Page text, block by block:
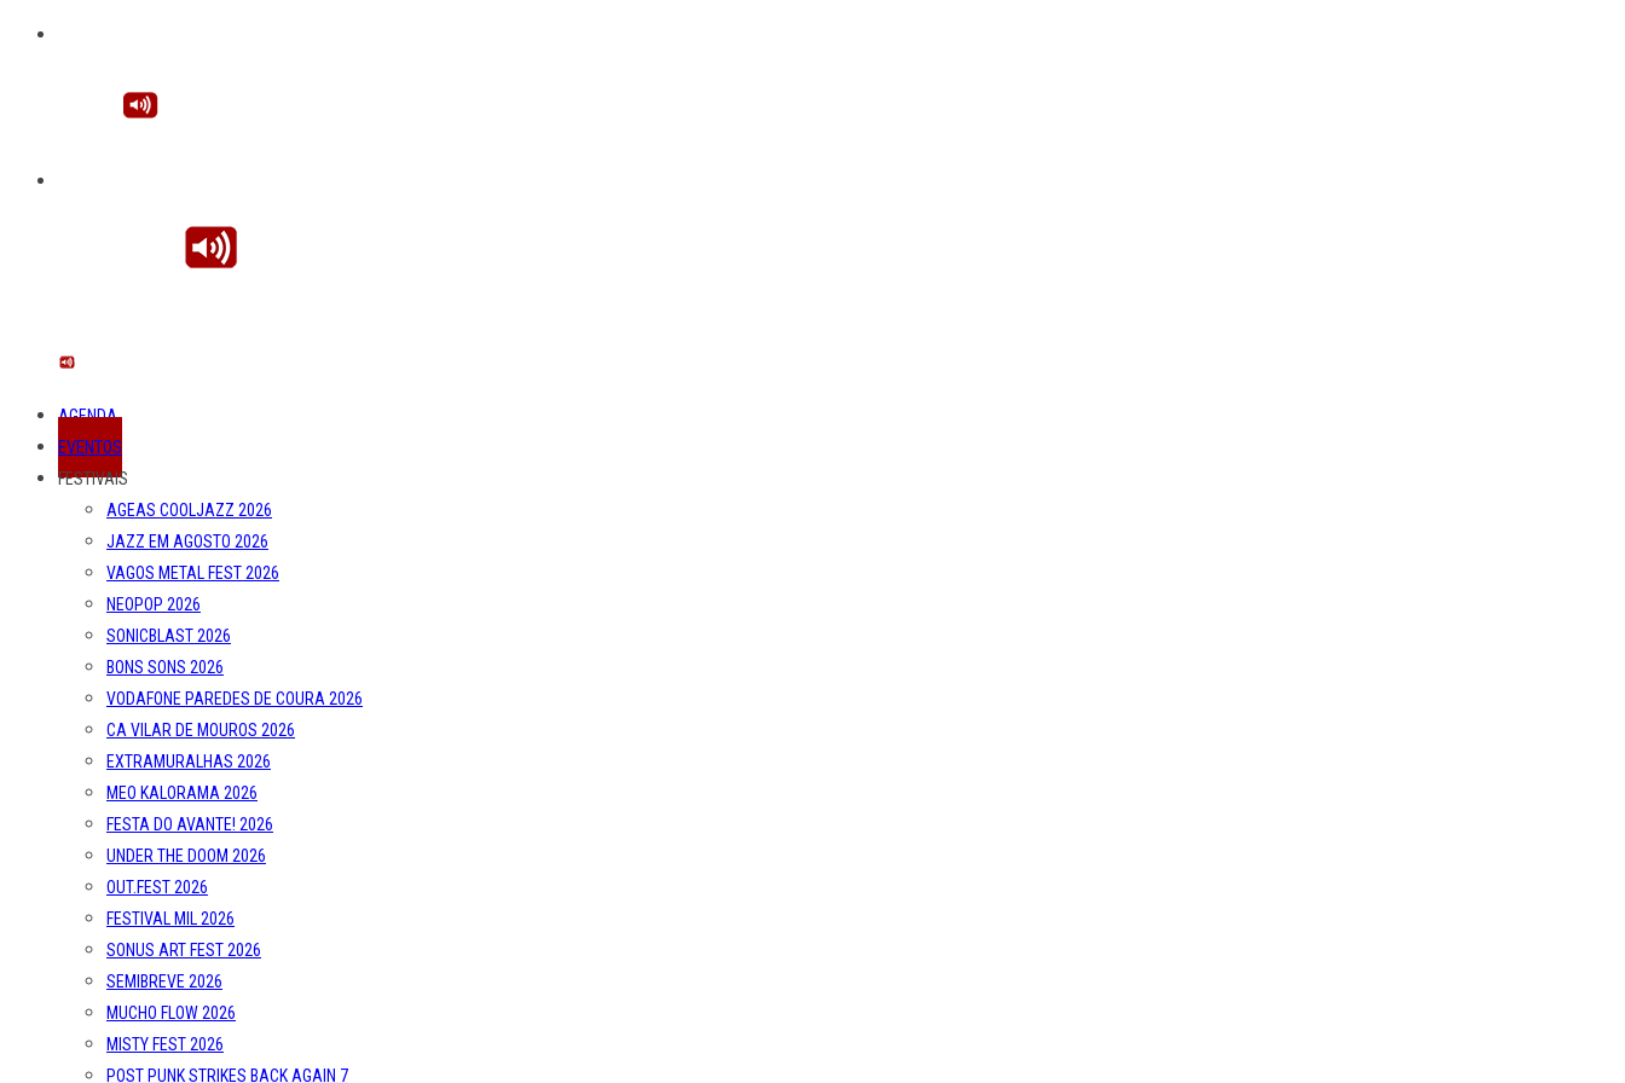
AGENDA
EVENTOS
FESTIVAIS
AGEAS COOLJAZZ 2026
JAZZ EM AGOSTO 2026
VAGOS METAL FEST 2026
NEOPOP 2026
SONICBLAST 2026
BONS SONS 2026
VODAFONE PAREDES DE COURA 2026
CA VILAR DE MOUROS 2026
EXTRAMURALHAS 2026
MEO KALORAMA 2026
FESTA DO AVANTE! 2026
UNDER THE DOOM 2026
OUT.FEST 2026
FESTIVAL MIL 2026
SONUS ART FEST 2026
SEMIBREVE 2026
MUCHO FLOW 2026
MISTY FEST 2026
POST PUNK STRIKES BACK AGAIN 7